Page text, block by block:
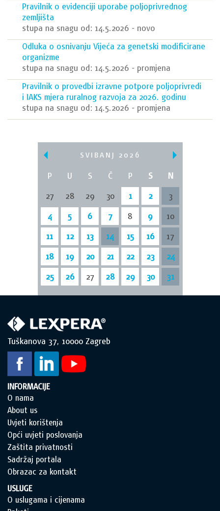
Pravilnik o evidenciji uporabe poljoprivrednog
zemljišta
stupa na snagu od: 14.5.2026 - novo
Odluka o osnivanju Vijeća za genetski modificirane
organizme
stupa na snagu od: 14.5.2026 - promjena
Pravilnik o provedbi izravne potpore poljoprivredi
i IAKS mjera ruralnog razvoja za 2026. godinu
stupa na snagu od: 14.5.2026 - promjena
SVIBANJ 2026
P U S Č P S
N
27
28 29 30 1 2
3
4
5 6 7 8 9
10
11
12 13 14 15 16
17
18
19 20 21 22 23
24
25
26 27 28 29 30 31
Tuškanova 37, 10000 Zagreb
INFORMACIJE
O nama
About us
Uvjeti korištenja
Opći uvjeti poslovanja
Zaštita privatnosti
Sadržaj portala
Obrazac za kontakt
USLUGE
O uslugama i cijenama